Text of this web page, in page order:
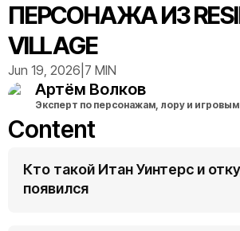
ПЕРСОНАЖА ИЗ
VILLAGE
Jun 19, 2026 7 MIN
Артём Волков
Эксперт по персонажам, лору и
Content
Кто такой Итан Уинтерс и
появился